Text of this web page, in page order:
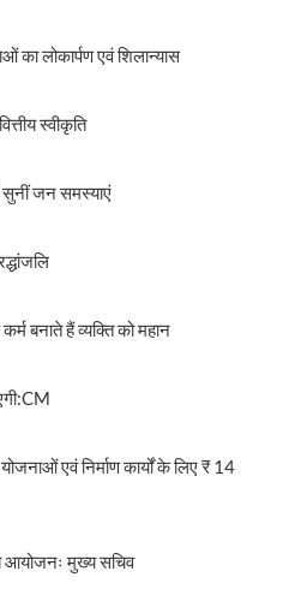
का लोकार्पण एवं शिलान्यास
स्वीकृति
सुनीं जन समस्याएं
बनाते हैं व्यक्ति को महान
एवं निर्माण कार्यों के लिए ₹ 14
आयोजनः मुख्य सचिव